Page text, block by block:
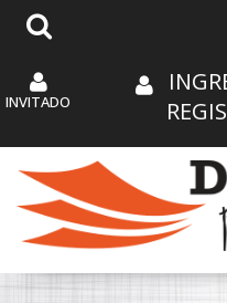
INVITADO